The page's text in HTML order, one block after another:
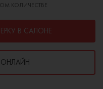
КОЛИЧЕСТВЕ
В САЛОНЕ
ОНЛАЙН